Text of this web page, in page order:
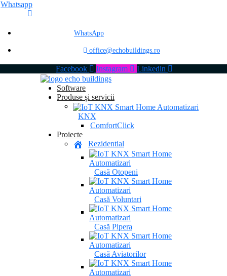
Whatsapp
WhatsApp
office@echobuildings.ro
Facebook Instagram Linkedin
Software
Produse și servicii
KNX
ComfortClick
Proiecte
Rezidential
Casă Otopeni
Casă Voluntari
Casă Pipera
Casă Aviatorilor